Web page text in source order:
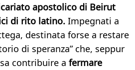
apostolico di Beirut
di rito latino. Impegnati a
destinata forse a restare
di speranza” che, seppur
contribuire a fermare